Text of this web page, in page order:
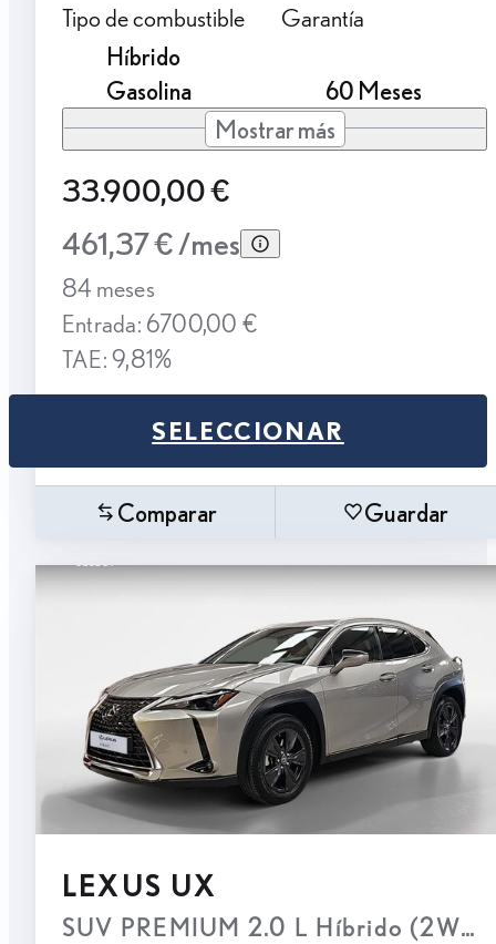
Tipo de combustible
Híbrido
Gasolina
Garantía
60 Meses
Mostrar más
33.900,00 €
461,37 € /mes
84 meses
Entrada: 6700,00 €
TAE: 9,81%
SELECCIONAR
Comparar Guardar
LEXUS UX
SUV PREMIUM 2.0 L Híbrido (2WD)